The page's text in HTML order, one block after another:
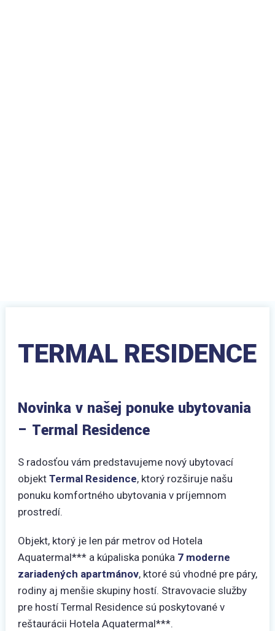
TERMAL RESIDENCE
Novinka v našej ponuke ubytovania
– Termal Residence
S radosťou vám predstavujeme nový ubytovací
objekt Termal Residence, ktorý rozširuje našu
ponuku komfortného ubytovania v príjemnom
prostredí.
Objekt, ktorý je len pár metrov od Hotela
Aquatermal*** a kúpaliska ponúka 7 moderne
zariadených apartmánov, ktoré sú vhodné pre páry,
rodiny aj menšie skupiny hostí. Stravovacie služby
pre hostí Termal Residence sú poskytované v
reštaurácii Hotela Aquatermal***.